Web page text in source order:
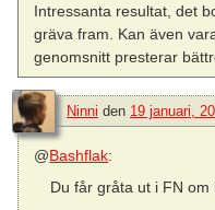
Intressanta resultat, det
gräva fram. Kan även
genomsnitt presterar
Ninni den 19 januari,
@Bashflak:
Du får gråta ut i FN om